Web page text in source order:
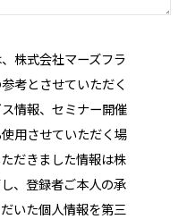
株式会社マーズフラ
考とさせていただく
情報、セミナー開催
用させていただく場
だきました情報は株
、登録者ご本人の承
いた個人情報を第三